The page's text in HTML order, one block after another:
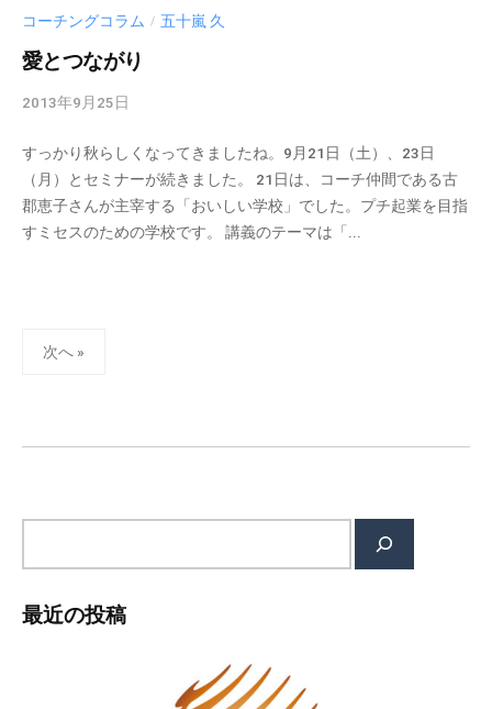
コーチングコラム / 五十嵐 久
愛とつながり
2013年9月25日
c
m
_
a
すっかり秋らしくなってきましたね。9月21日（土）、23日
（月）とセミナーが続きました。 21日は、コーチ仲間である古
郡恵子さんが主宰する「おいしい学校」でした。プチ起業を目指
すミセスのための学校です。 講義のテーマは「...
送
次へ »
最近の投稿